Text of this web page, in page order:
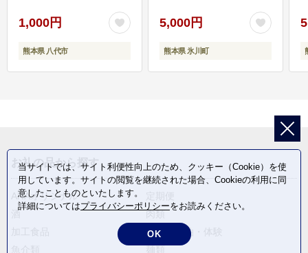
1,000円
熊本県 八代市
5,000円
熊本県 氷川町
お礼の品から探す
ANAオリジナル
酒
肉類
旅行・宿泊・体験
当サイトでは、サイト利便性向上のため、クッキー（Cookie）を使
用しています。サイトの閲覧を継続された場合、Cookieの利用に同
意したことものといたします。
詳細についてはプライバシーポリシーをお読みください。
OK